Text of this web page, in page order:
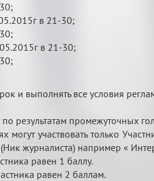
в 21-30;
в 21-30;
и выполнять все условия
результатам промежуточных
участвовать только
журналиста) например «
равен 1 баллу.
равен 2 баллам.